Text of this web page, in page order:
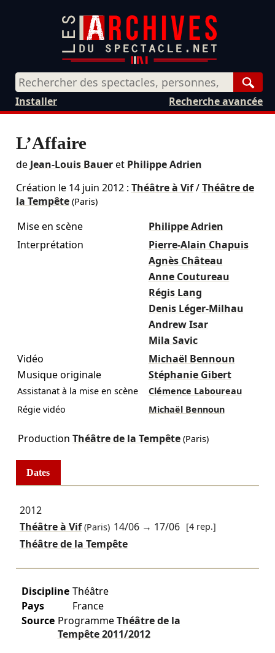
Recherche avancée
Installer
L’Affaire
de Jean-Louis Baueret Philippe Adrien
Création le 14 juin 2012: Théâtre à Vif/Théâtre de
la Tempête(Paris)
Mise en scène
Philippe Adrien
Interprétation
Pierre-Alain Chapuis
Agnès Château
Anne Coutureau
Régis Lang
Denis Léger-Milhau
Andrew Isar
Mila Savic
Vidéo
Michaël Bennoun
Musique originale
Stéphanie Gibert
Assistanat à la mise en scène
Clémence Laboureau
Régie vidéo
Michaël Bennoun
Production Théâtre de la Tempête(Paris)
Dates
2012
Théâtre à Vif(Paris) 14/06 → 17/06 [4 rep.]
Théâtre de la Tempête
Discipline Théâtre
Pays
France
Source ProgrammeThéâtre de la
Tempête2011/2012